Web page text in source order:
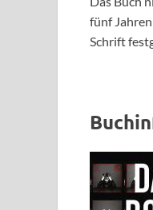
fünf
Schrift